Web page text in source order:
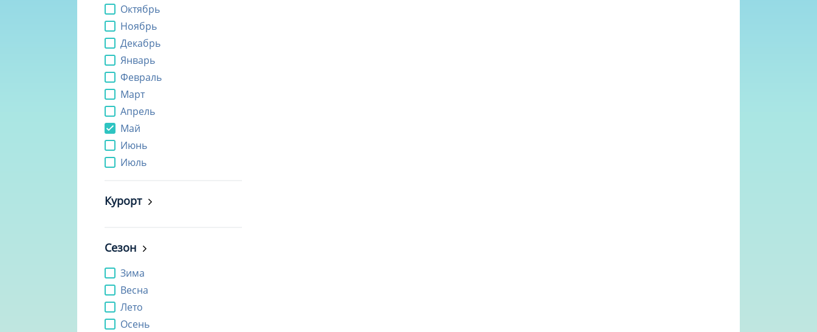
Октябрь
Ноябрь
Декабрь
Январь
Февраль
Март
Апрель
Май
Июнь
Июль
Курорт
Сезон
Зима
Весна
Лето
Осень